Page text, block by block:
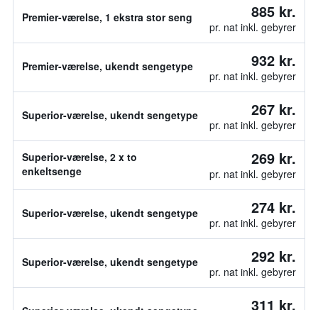
Premier-værelse, 1 ekstra stor seng 885 kr.
pr. nat inkl. gebyrer
Premier-værelse, ukendt sengetype 932 kr.
pr. nat inkl. gebyrer
Superior-værelse, ukendt sengetype 267 kr.
pr. nat inkl. gebyrer
Superior-værelse, 2 x to
enkeltsenge
269 kr.
pr. nat inkl. gebyrer
Superior-værelse, ukendt sengetype 274 kr.
pr. nat inkl. gebyrer
Superior-værelse, ukendt sengetype 292 kr.
pr. nat inkl. gebyrer
311 kr.